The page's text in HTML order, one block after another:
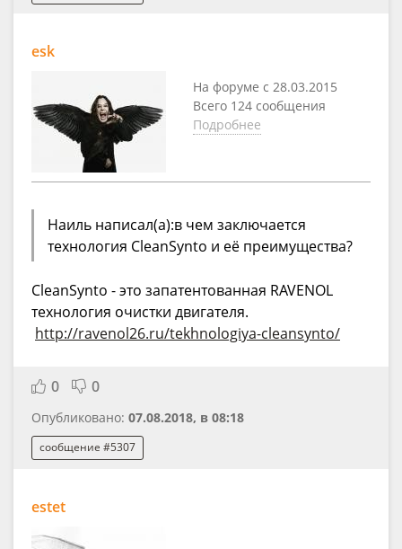
esk
На форуме с 28.03.2015
Всего 124 сообщения
Подробнее
Наиль написал(а):в чем заключается
технология CleanSynto и её преимущества?
CleanSynto - это запатентованная RAVENOL
технология очистки двигателя.
http://ravenol26.ru/tekhnologiya-cleansynto/
0 0
Опубликовано: 07.08.2018, в 08:18
сообщение #5307
estet